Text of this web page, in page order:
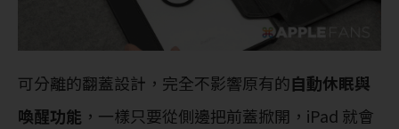
可分離的翻蓋設計，完全不影響原有的自動休眠與
喚醒功能 ，一樣只要從側邊把前蓋掀開，iPad 就會